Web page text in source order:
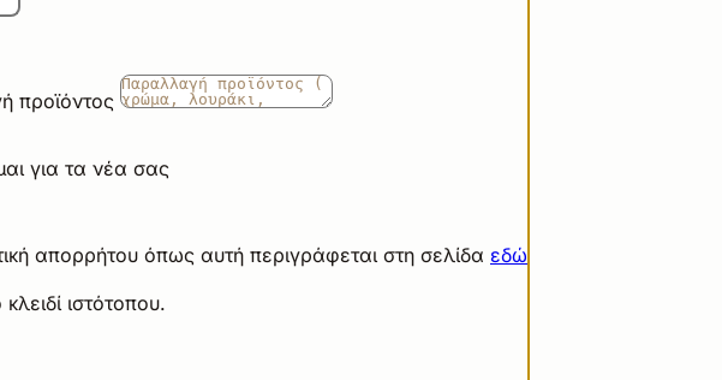
προϊόντος
για τα νέα σας
απορρήτου όπως αυτή περιγράφεται στη σελίδα εδώ
ιστότοπου.